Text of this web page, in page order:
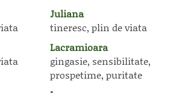
Juliana
tineresc, plin de viata
Lacramioara
gingasie, sensibilitate,
prospetime, puritate